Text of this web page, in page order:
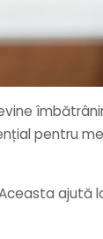
pentru
ajută